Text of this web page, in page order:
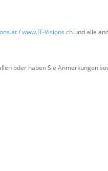
/www.IT-Visions.ch und alle
oder haben Sie Anmerkungen